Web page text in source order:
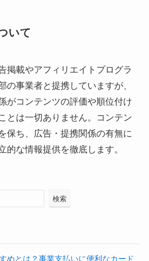
いて
掲載やアフィリエイトプログラ
の事業者と提携していますが、
がコンテンツの評価や順位付け
とは一切ありません。コンテン
保ち、広告・提携関係の有無に
的な情報提供を徹底します。
検索
めとは？事業支払いに便利なカード